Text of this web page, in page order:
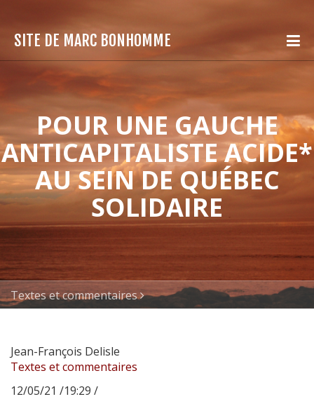
SITE DE MARC BONHOMME
POUR UNE GAUCHE
ANTICAPITALISTE ACIDE*
AU SEIN DE QUÉBEC
SOLIDAIRE
Textes et commentaires
Jean-François Delisle
Textes et commentaires
12/05/21 /19:29 /